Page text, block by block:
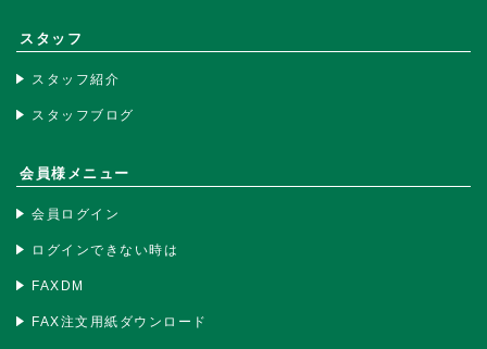
スタッフ
スタッフ紹介
スタッフブログ
会員様メニュー
会員ログイン
ログインできない時は
FAXDM
FAX注文用紙ダウンロード